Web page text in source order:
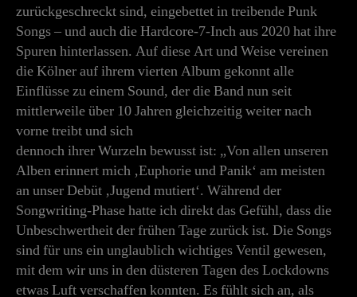
zurückgeschreckt sind, eingebettet in treibende Punk
Songs – und auch die Hardcore-7-Inch aus 2020 hat ihre
Spuren hinterlassen. Auf diese Art und Weise vereinen
die Kölner auf ihrem vierten Album gekonnt alle
Einflüsse zu einem Sound, der die Band nun seit
mittlerweile über 10 Jahren gleichzeitig weiter nach
vorne treibt und sich
dennoch ihrer Wurzeln bewusst ist: „Von allen unseren
Alben erinnert mich ‚Euphorie und Panik‘ am meisten
an unser Debüt ‚Jugend mutiert‘. Während der
Songwriting-Phase hatte ich direkt das Gefühl, dass die
Unbeschwertheit der frühen Tage zurück ist. Die Songs
sind für uns ein unglaublich wichtiges Ventil gewesen,
mit dem wir uns in den düsteren Tagen des Lockdowns
etwas Luft verschaffen konnten. Es fühlt sich an, als